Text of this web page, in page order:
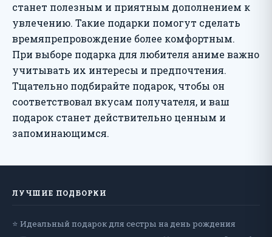
станет полезным и приятным дополнением к
увлечению. Такие подарки помогут сделать
времяпрепровождение более комфортным.
При выборе подарка для любителя аниме важно
учитывать их интересы и предпочтения.
Тщательно подбирайте подарок, чтобы он
соответствовал вкусам получателя, и ваш
подарок станет действительно ценным и
запоминающимся.
ЛУЧШИЕ ПОДБОРКИ
⭐ Идеальный подарок для сестры на день рождения